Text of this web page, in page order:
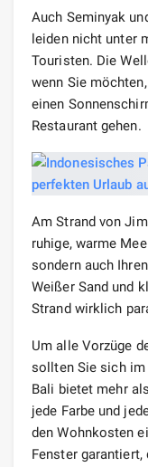
Auch Seminyak
leiden nicht unter
Touristen. Die
wenn Sie
einen
Restaurant gehen.
Am Strand von
ruhige, warme
sondern auch
Weißer Sand und
Strand wirklich
Um alle Vorzüge
sollten Sie sich im
Bali bietet mehr
jede Farbe und
den Wohnkosten
Fenster